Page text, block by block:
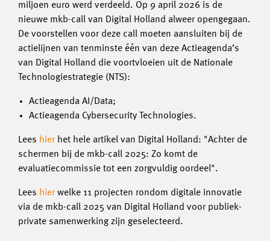
miljoen euro werd verdeeld. Op 9 april 2026 is de
nieuwe mkb-call van Digital Holland alweer opengegaan.
De voorstellen voor deze call moeten aansluiten bij de
actielijnen van tenminste één van deze Actieagenda’s
van Digital Holland die voortvloeien uit de Nationale
Technologiestrategie (NTS):
Actieagenda AI/Data;
Actieagenda Cybersecurity Technologies.
Lees hier het hele artikel van Digital Holland: "Achter de
schermen bij de mkb-call 2025: Zo komt de
evaluatiecommissie tot een zorgvuldig oordeel".
Lees hierwelke 11 projecten rondom digitale innovatie
via de mkb-call 2025 van Digital Holland voor publiek-
private samenwerking zijn geselecteerd.